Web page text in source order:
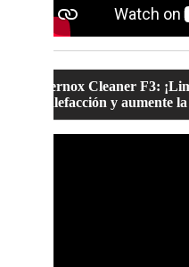
Fernox Cleaner F3:
calefacción y aumente